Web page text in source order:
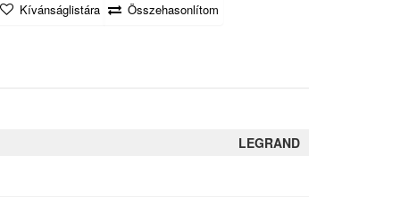
Kívánságlistára Összehasonlítom
LEGRAND